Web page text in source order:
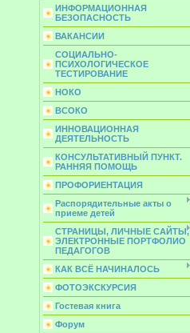
ИНФОРМАЦИОННАЯ
БЕЗОПАСНОСТЬ
ВАКАНСИИ
СОЦИАЛЬНО-
ПСИХОЛОГИЧЕСКОЕ
ТЕСТИРОВАНИЕ
НОКО
ВСОКО
ИННОВАЦИОННАЯ
ДЕЯТЕЛЬНОСТЬ
КОНСУЛЬТАТИВНЫЙ ПУНКТ.
РАННЯЯ ПОМОЩЬ
ПРОФОРИЕНТАЦИЯ
Распорядительные акты о
приеме детей
СТРАНИЦЫ, ЛИЧНЫЕ САЙТЫ,
ЭЛЕКТРОННЫЕ ПОРТФОЛИО
ПЕДАГОГОВ
КАК ВСЁ НАЧИНАЛОСЬ
ФОТОЭКСКУРСИЯ
Гостевая книга
Форум